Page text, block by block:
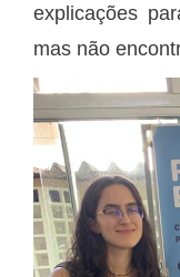
explicações
mas não